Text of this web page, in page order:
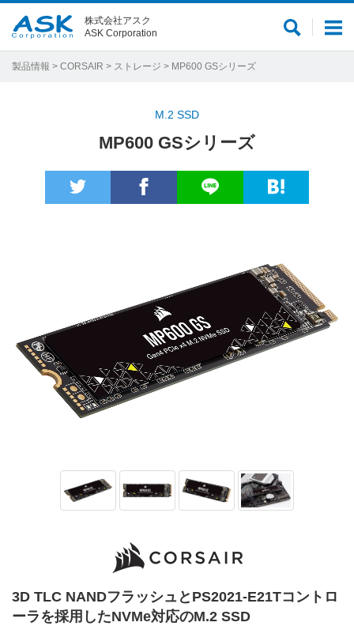
メ
サ
株式会社アスク
ASK Corporation
製品情報 > CORSAIR > ストレージ > MP600 GSシリーズ
M.2 SSD
MP600 GSシリーズ
3D TLC NANDフラッシュとPS2021-E21Tコントロ
ーラを採用したNVMe対応のM.2 SSD